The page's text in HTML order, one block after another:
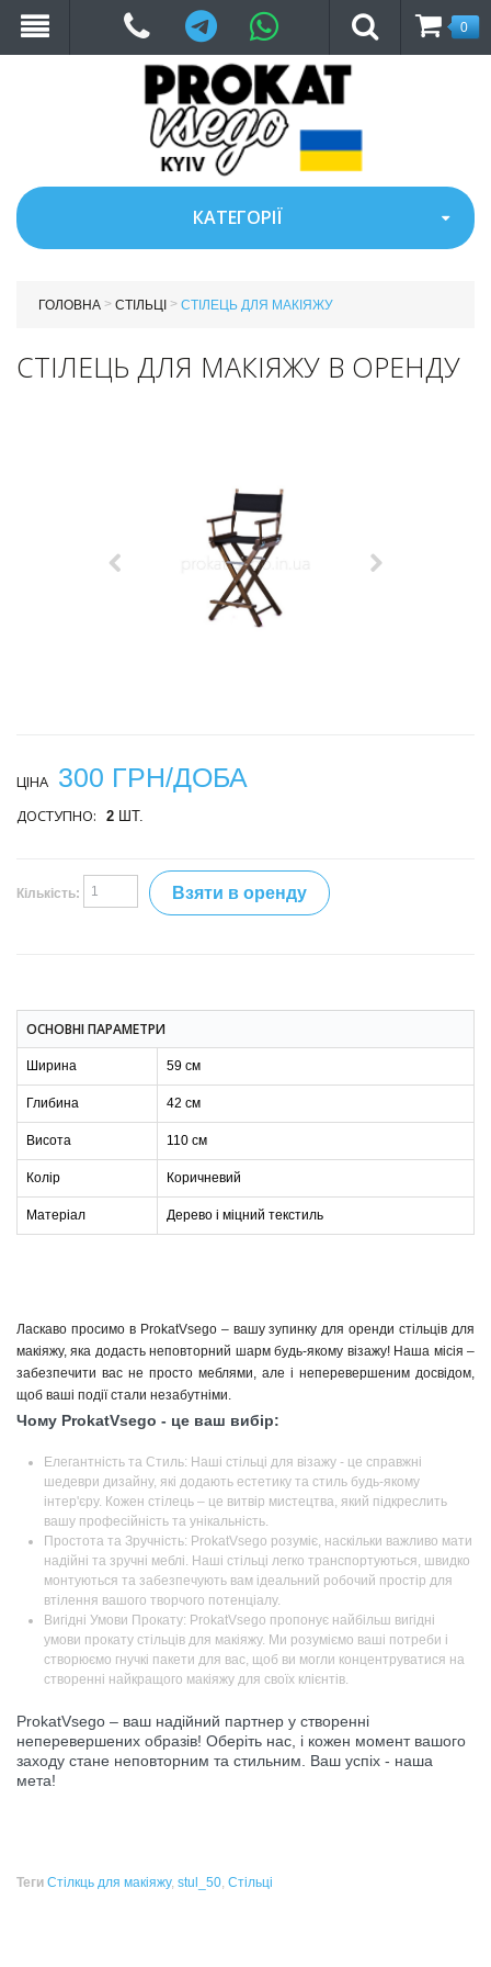
Telegram
0
КАТЕГОРІЇ
ГОЛОВНА > СТІЛЬЦІ > СТІЛЕЦЬ ДЛЯ МАКІЯЖУ
СТІЛЕЦЬ ДЛЯ МАКІЯЖУ В ОРЕНДУ
ЦІНА 300 ГРН/ДОБА
ДОСТУПНО: 2 ШТ.
Кількість: Взяти в оренду
ОСНОВНІ ПАРАМЕТРИ
Ширина 59 см
Глибина 42 см
Висота 110 см
Колір Коричневий
Матеріал Дерево і міцний текстиль
Ласкаво просимо в ProkatVsego – вашу зупинку для оренди стільців для
макіяжу, яка додасть неповторний шарм будь-якому візажу! Наша місія –
забезпечити вас не просто меблями, але і неперевершеним досвідом,
щоб ваші події стали незабутніми.
Чому ProkatVsego - це ваш вибір:
Елегантність та Стиль: Наші стільці для візажу - це справжні
шедеври дизайну, які додають естетику та стиль будь-якому
інтер'єру. Кожен стілець – це витвір мистецтва, який підкреслить
вашу професійність та унікальність.
Простота та Зручність: ProkatVsego розуміє, наскільки важливо мати
надійні та зручні меблі. Наші стільці легко транспортуються, швидко
монтуються та забезпечують вам ідеальний робочий простір для
втілення вашого творчого потенціалу.
Вигідні Умови Прокату: ProkatVsego пропонує найбільш вигідні
умови прокату стільців для макіяжу. Ми розуміємо ваші потреби і
створюємо гнучкі пакети для вас, щоб ви могли концентруватися на
створенні найкращого макіяжу для своїх клієнтів.
ProkatVsego – ваш надійний партнер у створенні
неперевершених образів! Оберіть нас, і кожен момент вашого
заходу стане неповторним та стильним. Ваш успіх - наша
мета!
Теги Стілкць для макіяжу, stul_50, Стільці